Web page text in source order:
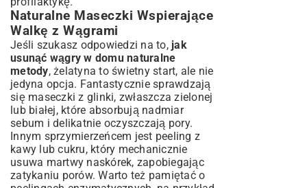
Naturalne Maseczki Wspierające
Walkę z Wągrami
Jeśli szukasz odpowiedzi na to, jak
usunąć wągry w domu naturalne
metody, żelatyna to świetny start, ale nie
jedyna opcja. Fantastycznie sprawdzają
się maseczki z glinki, zwłaszcza zielonej
lub białej, które absorbują nadmiar
sebum i delikatnie oczyszczają pory.
Innym sprzymierzeńcem jest peeling z
kawy lub cukru, który mechanicznie
usuwa martwy naskórek, zapobiegając
zatykaniu porów. Warto też pamiętać o